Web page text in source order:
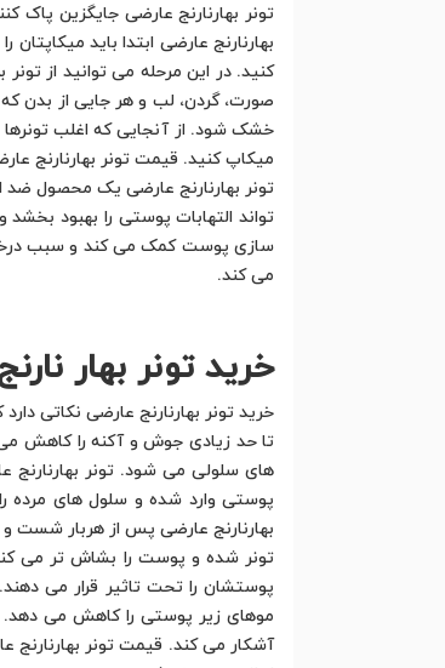
تونر بهارنارنج عارضی جایگزین پاک
بهارنارنج عارضی ابتدا باید
کنید. در این مرحله می توانید از تونر
خشک شود. از آنجایی که اغلب
میکاپ کنید. قیمت تونر بهارنارنج
تونر بهارنارنج عارضی یک محصول
تواند التهابات پوستی را بهبود
سازی پوست کمک می کند و سبب
می کند.
خرید تونر بهار
خرید تونر بهارنارنج عارضی نکاتی
تا حد زیادی جوش و آکنه را کاهش می
های سلولی می شود. تونر بهارنارنج
پوستی وارد شده و سلول های مرده
بهارنارنج عارضی پس از هربار شست
تونر شده و پوست را بشاش تر می
پوستشان را تحت تاثیر قرار می
موهای زیر پوستی را کاهش می دهد.
آشکار می کند. قیمت تونر بهارنارنج